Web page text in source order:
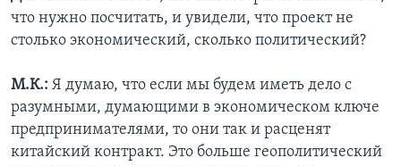
что нужно посчитать, и увидели, что проект не
столько экономический, сколько политический?
М.К.: Я думаю, что если мы будем иметь дело с
разумными, думающими в экономическом ключе
предпринимателями, то они так и расценят
китайский контракт. Это больше геополитический